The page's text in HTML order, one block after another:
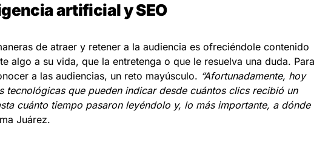
artificial y SEO
de atraer y retener a la audiencia es ofreciéndole contenido
algo a su vida, que la entretenga o que le resuelva una duda. Para
a las audiencias, un reto mayúsculo. “Afortunadamente, hoy
tecnológicas que pueden indicar desde cuántos clics recibió un
cuánto tiempo pasaron leyéndolo y, lo más importante, a dónde
Juárez.